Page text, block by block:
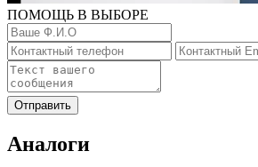
ПОМОЩЬ В ВЫБОРЕ
Отправить
Аналоги